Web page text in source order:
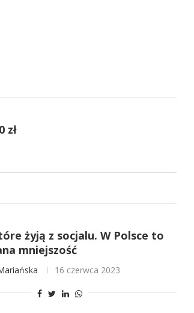
zł
żyją z socjalu. W Polsce to
mniejszość
16 czerwca 2023